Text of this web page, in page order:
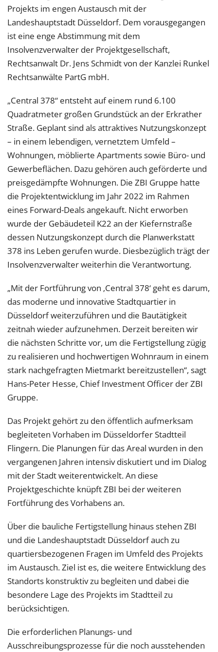
Projekts im engen Austausch mit der
Landeshauptstadt Düsseldorf. Dem vorausgegangen
ist eine enge Abstimmung mit dem
Insolvenzverwalter der Projektgesellschaft,
Rechtsanwalt Dr. Jens Schmidt von der Kanzlei Runkel
Rechtsanwälte PartG mbH.
„Central 378“ entsteht auf einem rund 6.100
Quadratmeter großen Grundstück an der Erkrather
Straße. Geplant sind als attraktives Nutzungskonzept
– in einem lebendigen, vernetztem Umfeld –
Wohnungen, möblierte Apartments sowie Büro- und
Gewerbeflächen. Dazu gehören auch geförderte und
preisgedämpfte Wohnungen. Die ZBI Gruppe hatte
die Projektentwicklung im Jahr 2022 im Rahmen
eines Forward-Deals angekauft. Nicht erworben
wurde der Gebäudeteil K22 an der Kiefernstraße
dessen Nutzungskonzept durch die Planwerkstatt
378 ins Leben gerufen wurde. Diesbezüglich trägt der
Insolvenzverwalter weiterhin die Verantwortung.
„Mit der Fortführung von ‚Central 378‘ geht es darum,
das moderne und innovative Stadtquartier in
Düsseldorf weiterzuführen und die Bautätigkeit
zeitnah wieder aufzunehmen. Derzeit bereiten wir
die nächsten Schritte vor, um die Fertigstellung zügig
zu realisieren und hochwertigen Wohnraum in einem
stark nachgefragten Mietmarkt bereitzustellen“, sagt
Hans-Peter Hesse, Chief Investment Officer der ZBI
Gruppe.
Das Projekt gehört zu den öffentlich aufmerksam
begleiteten Vorhaben im Düsseldorfer Stadtteil
Flingern. Die Planungen für das Areal wurden in den
vergangenen Jahren intensiv diskutiert und im Dialog
mit der Stadt weiterentwickelt. An diese
Projektgeschichte knüpft ZBI bei der weiteren
Fortführung des Vorhabens an.
Über die bauliche Fertigstellung hinaus stehen ZBI
und die Landeshauptstadt Düsseldorf auch zu
quartiersbezogenen Fragen im Umfeld des Projekts
im Austausch. Ziel ist es, die weitere Entwicklung des
Standorts konstruktiv zu begleiten und dabei die
besondere Lage des Projekts im Stadtteil zu
berücksichtigen.
Die erforderlichen Planungs- und
Ausschreibungsprozesse für die noch ausstehenden